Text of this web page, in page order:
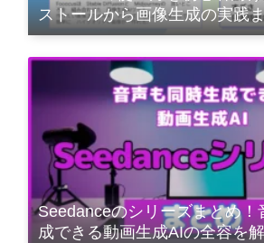
ストールから画像生成の実践
Seedanceのシリーズまとめ！
成できる動画生成AIの全容を